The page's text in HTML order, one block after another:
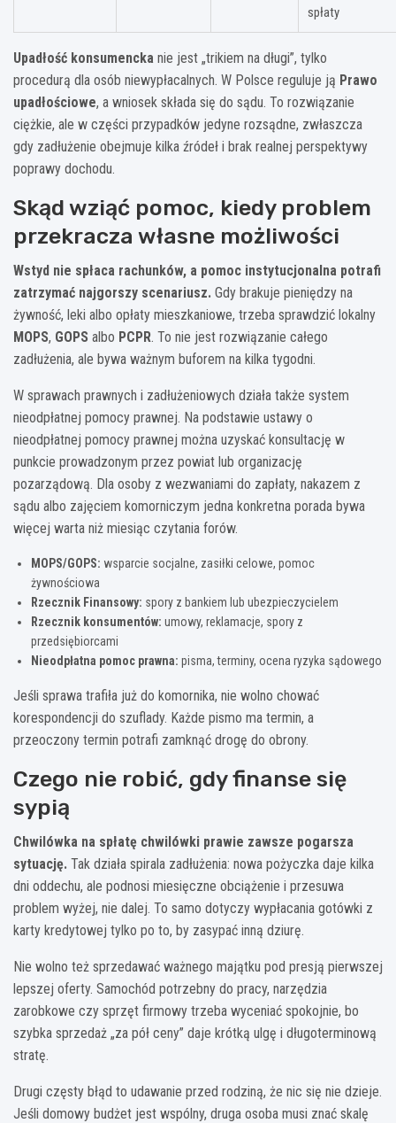
spłaty
Upadłość konsumencka nie jest „trikiem na długi”, tylko
procedurą dla osób niewypłacalnych. W Polsce reguluje ją Prawo
upadłościowe, a wniosek składa się do sądu. To rozwiązanie
ciężkie, ale w części przypadków jedyne rozsądne, zwłaszcza
gdy zadłużenie obejmuje kilka źródeł i brak realnej perspektywy
poprawy dochodu.
Skąd wziąć pomoc, kiedy problem
przekracza własne możliwości
Wstyd nie spłaca rachunków, a pomoc instytucjonalna potrafi
zatrzymać najgorszy scenariusz. Gdy brakuje pieniędzy na
żywność, leki albo opłaty mieszkaniowe, trzeba sprawdzić lokalny
MOPS, GOPS albo PCPR. To nie jest rozwiązanie całego
zadłużenia, ale bywa ważnym buforem na kilka tygodni.
W sprawach prawnych i zadłużeniowych działa także system
nieodpłatnej pomocy prawnej. Na podstawie ustawy o
nieodpłatnej pomocy prawnej można uzyskać konsultację w
punkcie prowadzonym przez powiat lub organizację
pozarządową. Dla osoby z wezwaniami do zapłaty, nakazem z
sądu albo zajęciem komorniczym jedna konkretna porada bywa
więcej warta niż miesiąc czytania forów.
MOPS/GOPS: wsparcie socjalne, zasiłki celowe, pomoc
żywnościowa
Rzecznik Finansowy: spory z bankiem lub ubezpieczycielem
Rzecznik konsumentów: umowy, reklamacje, spory z
przedsiębiorcami
Nieodpłatna pomoc prawna: pisma, terminy, ocena ryzyka sądowego
Jeśli sprawa trafiła już do komornika, nie wolno chować
korespondencji do szuflady. Każde pismo ma termin, a
przeoczony termin potrafi zamknąć drogę do obrony.
Czego nie robić, gdy finanse się
sypią
Chwilówka na spłatę chwilówki prawie zawsze pogarsza
sytuację. Tak działa spirala zadłużenia: nowa pożyczka daje kilka
dni oddechu, ale podnosi miesięczne obciążenie i przesuwa
problem wyżej, nie dalej. To samo dotyczy wypłacania gotówki z
karty kredytowej tylko po to, by zasypać inną dziurę.
Nie wolno też sprzedawać ważnego majątku pod presją pierwszej
lepszej oferty. Samochód potrzebny do pracy, narzędzia
zarobkowe czy sprzęt firmowy trzeba wyceniać spokojnie, bo
szybka sprzedaż „za pół ceny” daje krótką ulgę i długoterminową
stratę.
Drugi częsty błąd to udawanie przed rodziną, że nic się nie dzieje.
Jeśli domowy budżet jest wspólny, druga osoba musi znać skalę